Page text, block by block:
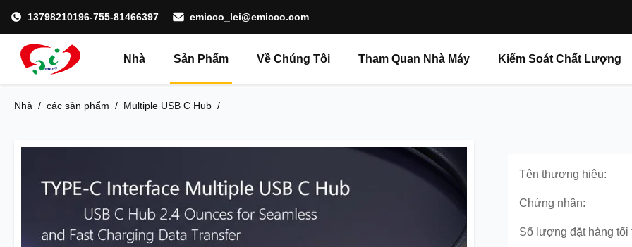
13798210196-755-81466397 emicco_lei@emicco.com
Nhà Sản Phẩm Về Chúng Tôi Tham Quan Nhà Máy Kiểm Soát Chất Lượng
Nhà / các sản phẩm / Multiple USB C Hub /
Tên thương hiệu:
Chứng nhận:
Số lượng đặt hàng tối